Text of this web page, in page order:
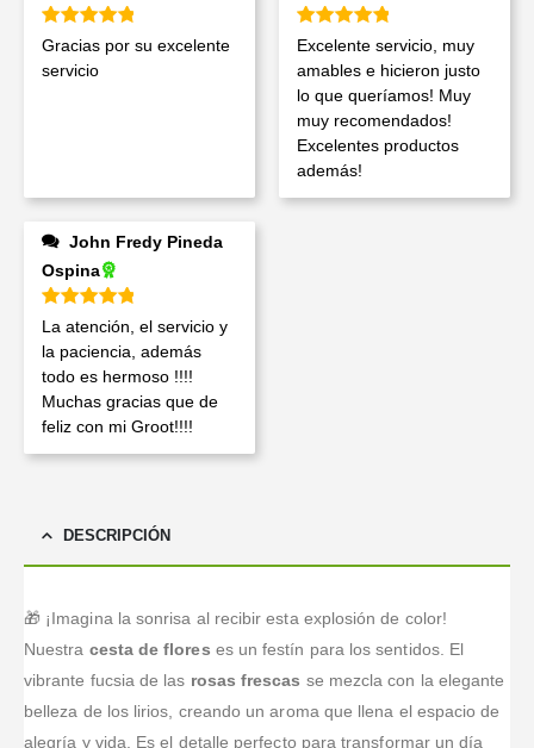
Valorado en de 5
Gracias por su excelente
servicio
Valorado en 5 de 5
Excelente servicio, muy
amables e hicieron justo
lo que queríamos! Muy
muy recomendados!
Excelentes productos
además!
Ospina
Valorado en 5 de 5
La atención, el servicio y
la paciencia, además
todo es hermoso !!!!
Muchas gracias que de
feliz con mi Groot!!!!
DESCRIPCIÓN
🎁 ¡Imagina la sonrisa al recibir esta explosión de color!
Nuestra cesta de flores es un festín para los sentidos. El
vibrante fucsia de las rosas frescas se mezcla con la elegante
belleza de los lirios, creando un aroma que llena el espacio de
alegría y vida. Es el detalle perfecto para transformar un día